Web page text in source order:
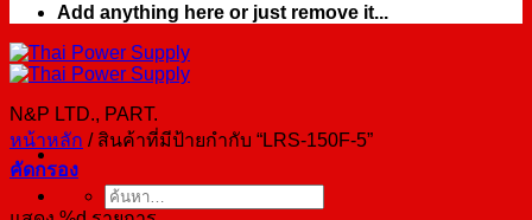
Add anything here or just remove it...
N&P LTD., PART.
ค้นหา:
หน้าหลัก /สินค้าที่มีป้ายกำกับ “LRS-150F-5”
คัดกรอง